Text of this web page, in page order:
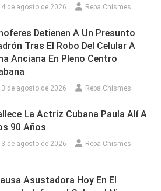
4 de agosto de 2026 Repa Chismes
Detienen A Un Presunto
Tras El Robo Del Celular A
Anciana En Pleno Centro
3 de agosto de 2026 Repa Chismes
La Actriz Cubana Paula Alí A
90 Años
3 de agosto de 2026 Repa Chismes
Asustadora Hoy En El